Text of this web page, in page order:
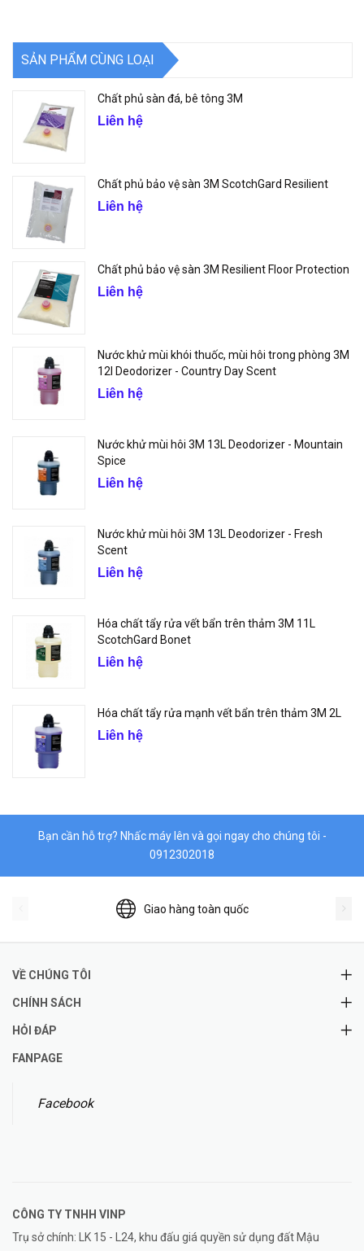
SẢN PHẨM CÙNG LOẠI
Chất phủ sàn đá, bê tông 3M
Liên hệ
Chất phủ bảo vệ sàn 3M ScotchGard Resilient
Liên hệ
Chất phủ bảo vệ sàn 3M Resilient Floor Protection
Liên hệ
Nước khử mùi khói thuốc, mùi hôi trong phòng 3M
12l Deodorizer - Country Day Scent
Liên hệ
Nước khử mùi hôi 3M 13L Deodorizer - Mountain
Spice
Liên hệ
Nước khử mùi hôi 3M 13L Deodorizer - Fresh
Scent
Liên hệ
Hóa chất tẩy rửa vết bẩn trên thảm 3M 11L
ScotchGard Bonet
Liên hệ
Hóa chất tẩy rửa mạnh vết bẩn trên thảm 3M 2L
Liên hệ
Bạn cần hỗ trợ? Nhấc máy lên và gọi ngay cho chúng tôi -
0912302018
Giao hàng toàn quốc
VỀ CHÚNG TÔI
CHÍNH SÁCH
HỎI ĐÁP
FANPAGE
Facebook
CÔNG TY TNHH VINP
Trụ sở chính: LK 15 - L24, khu đấu giá quyền sử dụng đất Mậu